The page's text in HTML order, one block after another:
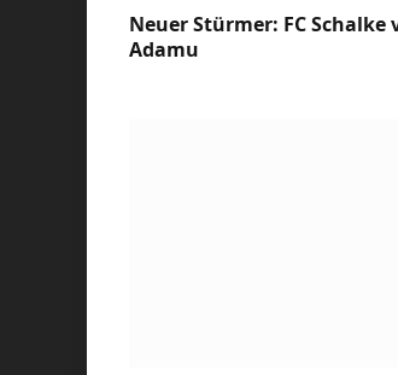
Neuer Stürmer: FC
Adamu